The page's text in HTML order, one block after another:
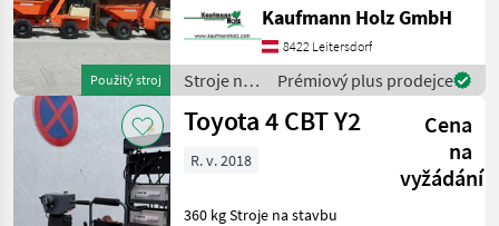
Použitý stroj
Zähler 1.450 Stunden 1.000
KG Nutzlast 1.300 KG
Eigengewicht 15, 9 KW
Verkaufspreis: 8.80
Kaufmann Holz GmbH
8422 Leitersdorf
Stroje na
stavbu /
Thwaites
Prémiový plus prodejce
Toyota 4 CBT Y2
Cena
na
vyžádání
R. v. 2018
360 kg Stroje na stavbu